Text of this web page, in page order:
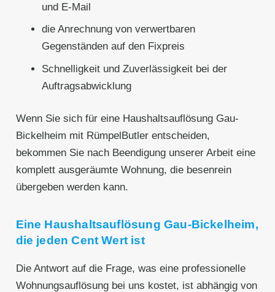
und E-Mail
die Anrechnung von verwertbaren
Gegenständen auf den Fixpreis
Schnelligkeit und Zuverlässigkeit bei der
Auftragsabwicklung
Wenn Sie sich für eine Haushaltsauflösung Gau-
Bickelheim mit RümpelButler entscheiden,
bekommen Sie nach Beendigung unserer Arbeit eine
komplett ausgeräumte Wohnung, die besenrein
übergeben werden kann.
Eine Haushaltsauflösung Gau-Bickelheim,
die jeden Cent Wert ist
Die Antwort auf die Frage, was eine professionelle
Wohnungsauflösung bei uns kostet, ist abhängig von